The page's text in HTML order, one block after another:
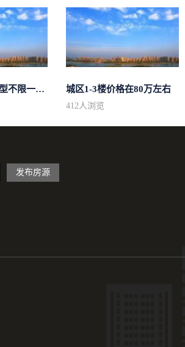
求购市中心区房型不限一室一厅一卫简... 城区1-3楼价格在80万左右
412人浏览
发布房源